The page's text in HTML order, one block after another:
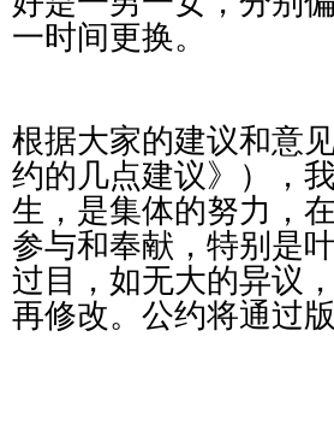
一时间更换。
根据大家的建议和意
约的几点建议》
），
生，是集体的努力，
参与和奉献，特别是
过目，如无大的异议
再修改。公约将通过